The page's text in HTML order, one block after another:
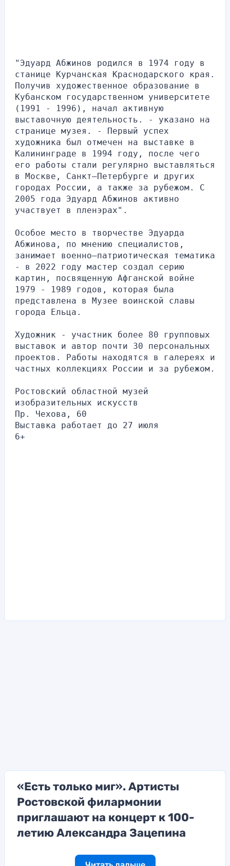
"Эдуард Абжинов родился в 1974 году в
станице Курчанская Краснодарского края.
Получив художественное образование в
Кубанском государственном университете
(1991 - 1996), начал активную
выставочную деятельность. - указано на
странице музея. - Первый успех
художника был отмечен на выставке в
Калининграде в 1994 году, после чего
его работы стали регулярно выставляться
в Москве, Санкт–Петербурге и других
городах России, а также за рубежом. С
2005 года Эдуард Абжинов активно
участвует в пленэрах".
Особое место в творчестве Эдуарда
Абжинова, по мнению специалистов,
занимает военно–патриотическая тематика
- в 2022 году мастер создал серию
картин, посвященную Афганской войне
1979 - 1989 годов, которая была
представлена в Музее воинской славы
города Ельца.
Художник - участник более 80 групповых
выставок и автор почти 30 персональных
проектов. Работы находятся в галереях и
частных коллекциях России и за рубежом.
Ростовский областной музей
изобразительных искусств
Пр. Чехова, 60
Выставка работает до 27 июля
6+
«Есть только миг». Артисты
Ростовской филармонии
приглашают на концерт к 100-
летию Александра Зацепина